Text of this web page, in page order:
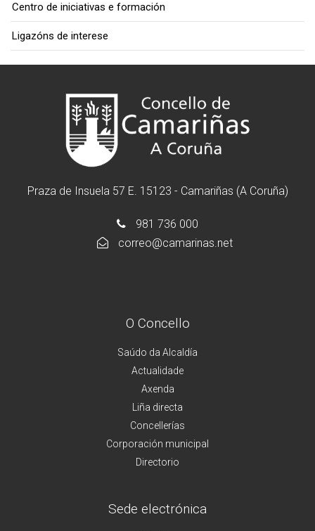
Centro de iniciativas e formación
Ligazóns de interese
Praza de Insuela 57 E. 15123 - Camariñas (A Coruña)
981 736 000
correo@camarinas.net
O Concello
Saúdo da Alcaldía
Actualidade
Axenda
Liña directa
Concellerías
Corporación municipal
Directorio
Sede electrónica